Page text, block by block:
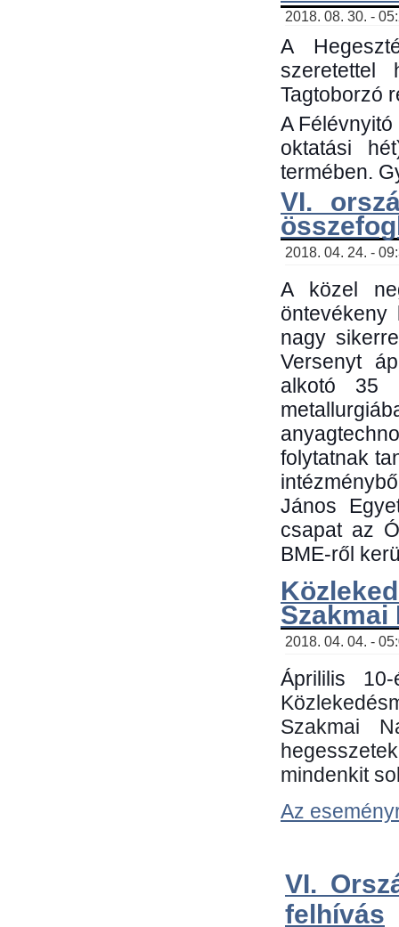
2018. 08. 30. -
A
szeretettel
Tagtoborzó
A
oktatási
termében.
VI.
2018. 04. 24. -
A közel
nagy
Versenyt
alkotó 35
folytatnak
János
csapat az
BME-ről
Szakmai
2018. 04. 04. -
Áprililis
Szakmai
mindenkit
Az
VI.
felhívás